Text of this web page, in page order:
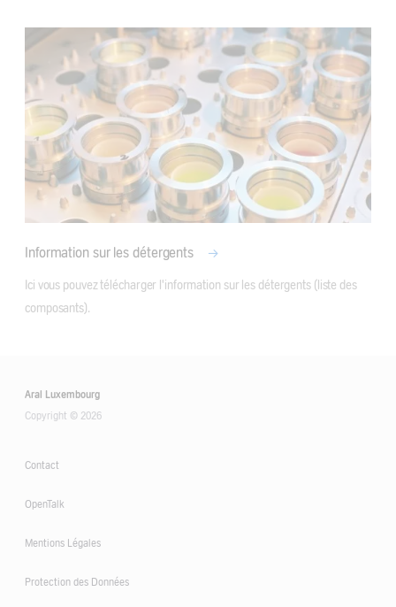
Information sur les détergents
Ici vous pouvez télécharger l'information sur les détergents (liste des
composants).
Aral Luxembourg
Copyright © 2026
Contact
OpenTalk
Mentions Légales
Protection des Données